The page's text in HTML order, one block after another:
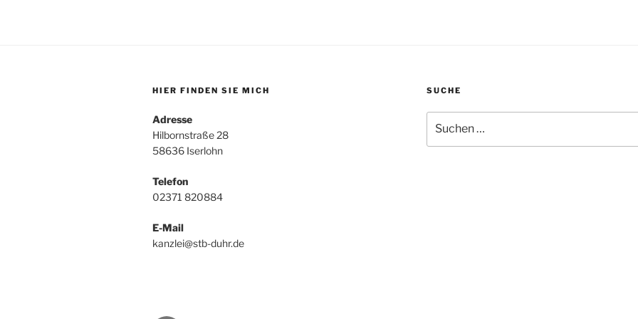
HIER FINDEN SIE MICH
Adresse
Hilbornstraße 28
58636 Iserlohn
Telefon
02371 820884
E-Mail
kanzlei@stb-duhr.de
SUCHE
nach: